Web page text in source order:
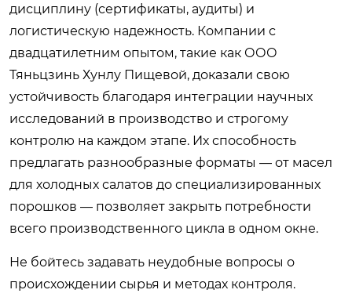
дисциплину (сертификаты, аудиты) и
логистическую надежность. Компании с
двадцатилетним опытом, такие как ООО
Тяньцзинь Хунлу Пищевой, доказали свою
устойчивость благодаря интеграции научных
исследований в производство и строгому
контролю на каждом этапе. Их способность
предлагать разнообразные форматы — от масел
для холодных салатов до специализированных
порошков — позволяет закрыть потребности
всего производственного цикла в одном окне.
Не бойтесь задавать неудобные вопросы о
происхождении сырья и методах контроля.